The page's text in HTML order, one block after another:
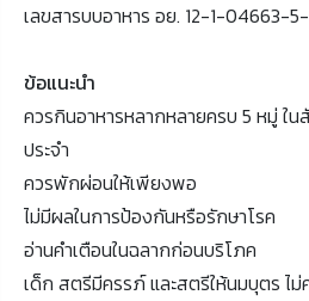
เลขสารบบอาหาร อย. 12-1-04663-
ข้อแนะนำ
ควรกินอาหารหลากหลายครบ 5 หมู่ ใน
ประจำ
ควรพักผ่อนให้เพียงพอ
ไม่มีผลในการป้องกันหรือรักษาโรค
อ่านคำเตือนในฉลากก่อนบริโภค
เด็ก สตรีมีครรภ์ และสตรีให้นมบุตร ไม่